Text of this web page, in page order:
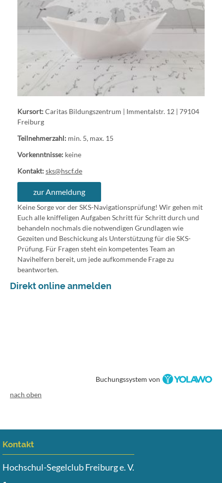
Kursort:Caritas Bildungszentrum | Immentalstr. 12 | 79104
Freiburg
Teilnehmerzahl: min. 5, max. 15
Vorkenntnisse: keine
Kontakt:sks@hscf.de
zur Anmeldung
Keine Sorge vor der SKS-Navigationsprüfung! Wir gehen mit
Euch alle kniffeligen Aufgaben Schritt für Schritt durch und
behandeln nochmals die notwendigen Grundlagen wie
Gezeiten und Beschickung als Unterstützung für die SKS-
Prüfung. Für Fragen steht ein kompetentes Team an
Navihelfern bereit, um jede aufkommende Frage zu
beantworten.
Direkt online anmelden
Buchungssystem von
nach oben
Kontakt
Hochschul-Segelclub Freiburg e. V.